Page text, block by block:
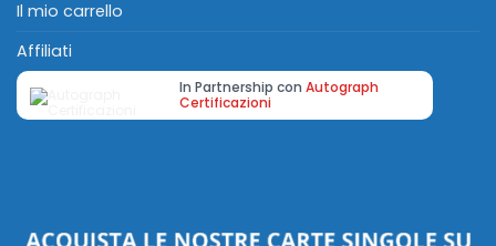
Il mio carrello
Affiliati
In Partnership con Autograph
Certificazioni